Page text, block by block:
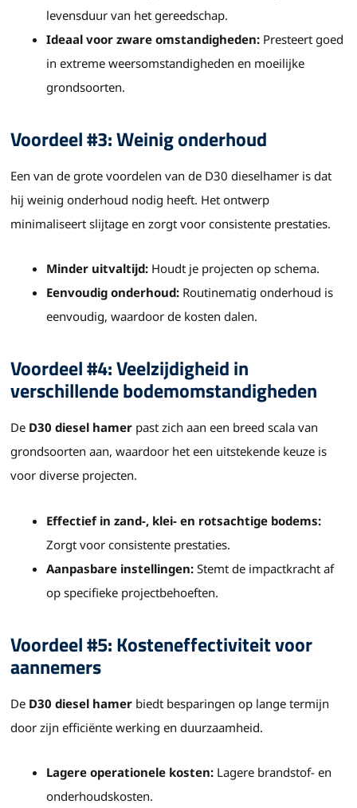
levensduur van het gereedschap.
Ideaal voor zware omstandigheden: Presteert goed
in extreme weersomstandigheden en moeilijke
grondsoorten.
Voordeel #3: Weinig onderhoud
Een van de grote voordelen van de D30 dieselhamer is dat
hij weinig onderhoud nodig heeft. Het ontwerp
minimaliseert slijtage en zorgt voor consistente prestaties.
Minder uitvaltijd: Houdt je projecten op schema.
Eenvoudig onderhoud: Routinematig onderhoud is
eenvoudig, waardoor de kosten dalen.
Voordeel #4: Veelzijdigheid in
verschillende bodemomstandigheden
De D30 diesel hamer past zich aan een breed scala van
grondsoorten aan, waardoor het een uitstekende keuze is
voor diverse projecten.
Effectief in zand-, klei- en rotsachtige bodems:
Zorgt voor consistente prestaties.
Aanpasbare instellingen: Stemt de impactkracht af
op specifieke projectbehoeften.
Voordeel #5: Kosteneffectiviteit voor
aannemers
De D30 diesel hamer biedt besparingen op lange termijn
door zijn efficiënte werking en duurzaamheid.
Lagere operationele kosten: Lagere brandstof- en
onderhoudskosten.